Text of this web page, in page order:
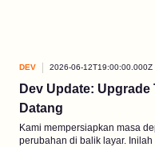
DEV 2026-06-12T19:00:00.000Z
Dev Update:
Datang
Kami mempersiapkan masa
perubahan di balik layar.